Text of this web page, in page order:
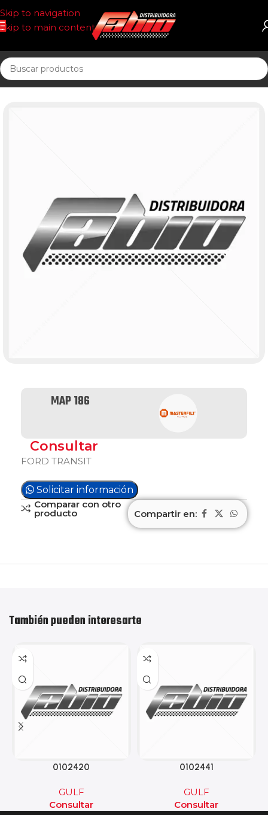
Skip to navigation
Skip to main content
Inicio UNIDAD SELLADA ACEITE
MAP 186
Consultar
FORD TRANSIT
Solicitar información
Comparar con otro
producto Compartir en:
También pueden interesarte
0102420
GULF
Consultar
0102441
GULF
Consultar